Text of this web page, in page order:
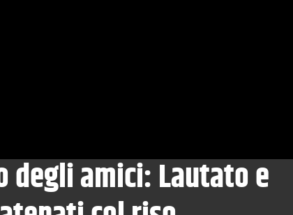
degli amici: Lautato e